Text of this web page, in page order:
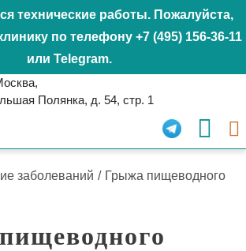
технические работы. Пожалуйста,
по телефону +7 (495) 156-36-11
или Telegram.
Полянка, д. 54, стр. 1
заболеваний / Грыжа пищеводного